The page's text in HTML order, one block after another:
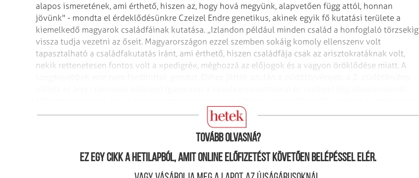
alapos ismeretének, ami érthető, hiszen az, hogy hová megyünk, alapvetően függ attól, honnan
jövünk" - mondta el érdeklődésünkre Czeizel Endre genetikus, akinek egyik fő kutatási területe a
kiemelkedő magyarok családfáinak kutatása. „Izlandon például minden család a honfoglaló törzsekig
vissza tudja vezetni az őseit. Magyarországon ezzel szemben sokáig komoly ellenszenv volt
tapasztalható a családfakutatás iránt, ami érthető, hiszen családfája csak az arisztokratáknak volt,
nekik rettenetesen fontos volt a »pedigré«, méghozzá az előjogok és a vagyon öröklődése miatt. A
nem zsidó« kérdéssel lehet azonos" - mondja a szakértő.
Tovább olvasná?
Ez egy cikk a hetilapból, amit online előfizetést követően belépéssel elér.